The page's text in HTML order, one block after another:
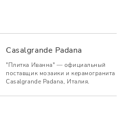
Casalgrande Padana
"Плитка Иванна" — официальный
поставщик мозаики и керамогранита
Casalgrande Padana, Италия.